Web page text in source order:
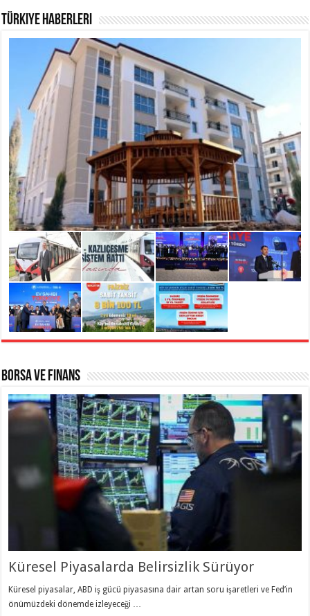
Türkiye Haberleri
Borsa ve Finans
Küresel Piyasalarda Belirsizlik Sürüyor
Küresel piyasalar, ABD iş gücü piyasasına dair artan soru işaretleri ve Fed’in
önümüzdeki dönemde izleyeceği …